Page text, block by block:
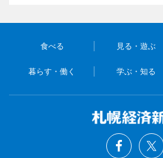
食べる 見る・遊ぶ
暮らす・働く 学ぶ・知る